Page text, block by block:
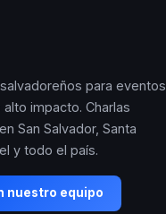
para eventos
impacto. Charlas
San Salvador, Santa
y todo el país.
nuestro equipo